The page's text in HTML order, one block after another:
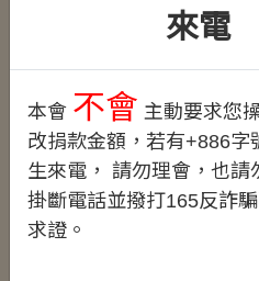
來電
本會 不會 主動要求您
改捐款金額，若有+886字
生來電， 請勿理會，也請
掛斷電話並撥打165反詐
求證。
影片專區